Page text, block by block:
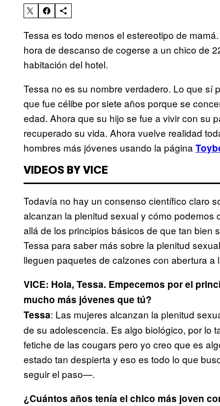
Tessa es todo menos el estereotipo de
hora de descanso de cogerse a un chico de
habitación del hotel.
Tessa no es su nombre verdadero. Lo que sí
que fue célibe por siete años porque se
edad. Ahora que su hijo se fue a vivir con su
recuperado su vida. Ahora vuelve realidad
hombres más jóvenes usando la página
VIDEOS BY VICE
Todavía no hay un consenso científico claro
alcanzan la plenitud sexual y cómo
allá de los principios básicos de que tan bien
Tessa para saber más sobre la plenitud
lleguen paquetes de calzones con abertura a
VICE: Hola, Tessa. Empecemos por el
mucho más jóvenes que tú?
Tessa: Las mujeres alcanzan la plenitud
de su adolescencia. Es algo biológico, por lo
fetiche de las cougars pero yo creo que es
estado tan despierta y eso es todo lo que
seguir el paso—.
¿Cuántos años tenía el chico más joven